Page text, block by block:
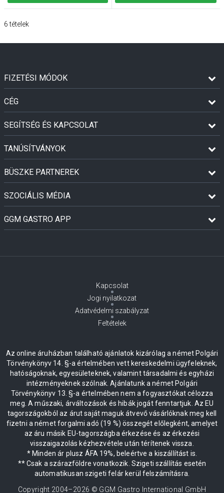
6 tételek
FIZETÉSI MÓDOK
CÉG
SEGÍTSÉG ÉS KAPCSOLAT
TANÚSÍTVÁNYOK
BÜSZKE PARTNEREK
SZOCIÁLIS MÉDIA
GGM GASTRO APP
Kapcsolat
Jogi nyilatkozat
Adatvédelmi szabályzat
Feltételek
Az online áruházban található ajánlatok kizárólag a német Polgári
Törvénykönyv 14. §-a értelmében vett kereskedelmi ügyfeleknek,
hatóságoknak, egyesületeknek, valamint társadalmi és egyházi
intézményeknek szólnak. Ajánlatunk a német Polgári
Törvénykönyv 13. §-a értelmében nem a fogyasztókat célozza
meg. A műszaki, árváltozások és hibák jogát fenntartjuk. Az EU
tagországokból az árut saját maguk átvevő vásárlóknak meg kell
fizetni a német forgalmi adó (19 %) összegét előlegként, amelyet
az áru másik EU-tagországba érkezése és az érkezési
visszaigazolás kézhezvétele után térítenek vissza.
* Minden ár plusz ÁFA 19%, beleértve a kiszállítást is.
** Csak a szárazföldre vonatkozik. Szigeti szállítás esetén
automatikusan szigeti felár kerül felszámításra.
Copyright 2004–2026 © GGM Gastro International GmbH